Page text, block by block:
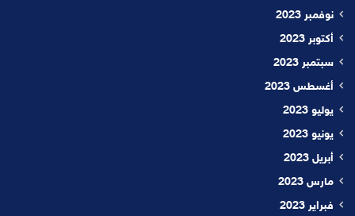
نوفمبر 2023
أكتوبر 2023
سبتمبر 2023
أغسطس 2023
يوليو 2023
يونيو 2023
أبريل 2023
مارس 2023
فبراير 2023